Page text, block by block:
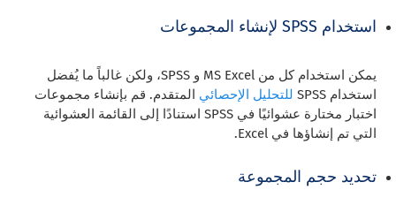
استخدام SPSS لإنشاء المجموعات
يمكن استخدام كل من MS Excel و SPSS، ولكن غالباً ما يُفضل
استخدام SPSS
للتحليل الإحصائي المتقدم. قم بإنشاء مجموعات
اختبار مختارة عشوائيًا في SPSS استنادًا إلى القائمة العشوائية
التي تم إنشاؤها في Excel.
تحديد حجم المجموعة